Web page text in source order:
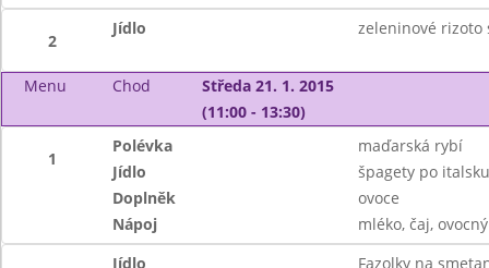
2
Jídlo zeleninové rizoto
Menu Chod
Středa 21. 1. 2015
(11:00 - 13:30)
1
Polévka
maďarská rybí
Jídlo
špagety po
Doplněk
ovoce
Nápoj
mléko, čaj,
Jídlo Fazolky na